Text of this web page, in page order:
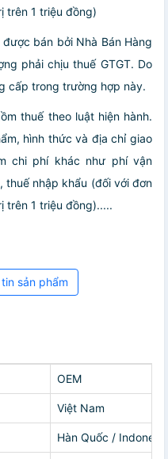
trên 1 triệu đồng)
bán bởi Nhà Bán Hàng
phải chịu thuế GTGT. Do
cấp trong trường hợp này.
thuế theo luật hiện hành.
hình thức và địa chỉ giao
chi phí khác như phí vận
thuế nhập khẩu (đối với đơn
trên 1 triệu đồng).....
sản phẩm
OEM
Việt Nam
Hàn Quốc /